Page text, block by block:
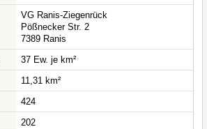
VG Ranis-Ziegenrück
Pößnecker Str. 2
7389 Ranis
37 Ew. je km²
11,31 km²
424
202